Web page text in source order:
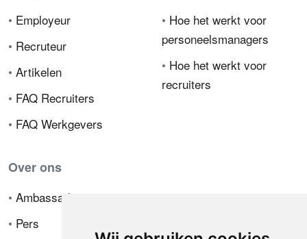
• Employeur
• Recruteur
• Artikelen
• FAQ Recruiters
• FAQ Werkgevers
• Hoe het werkt voor
personeelsmanagers
• Hoe het werkt voor
recruiters
Over ons
• Ambassador
• Pers